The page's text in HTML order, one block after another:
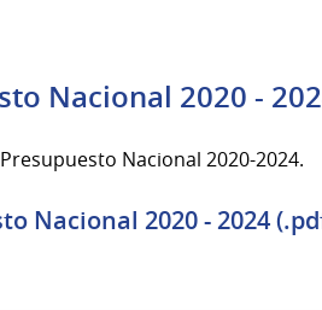
Nacional 2020 -
Nacional 2020-2024.
Nacional 2020 - 2024